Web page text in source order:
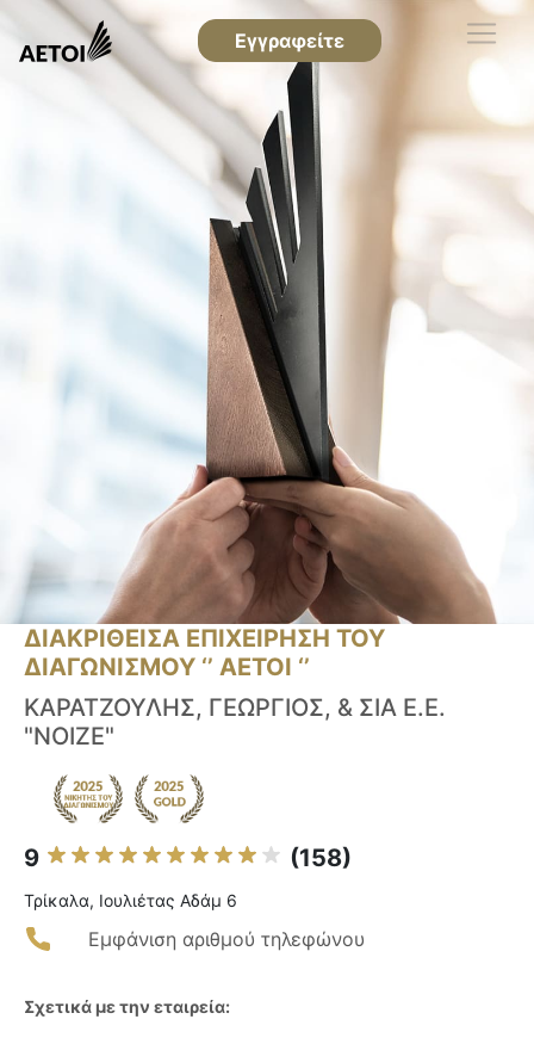
Εγγραφείτε
ΔΙΑΚΡΙΘΕΙΣΑ ΕΠΙΧΕΙΡΗΣΗ ΤΟΥ
ΔΙΑΓΩΝΙΣΜΟΥ ‘’ ΑΕΤΟΙ ‘’
ΚΑΡΑΤΖΟΥΛΗΣ, ΓΕΩΡΓΙΟΣ, & ΣΙΑ Ε.Ε.
"NOIZE"
9 (158)
Τρίκαλα, Ιουλιέτας Αδάμ 6
Εμφάνιση αριθμού τηλεφώνου
Σχετικά με την εταιρεία: